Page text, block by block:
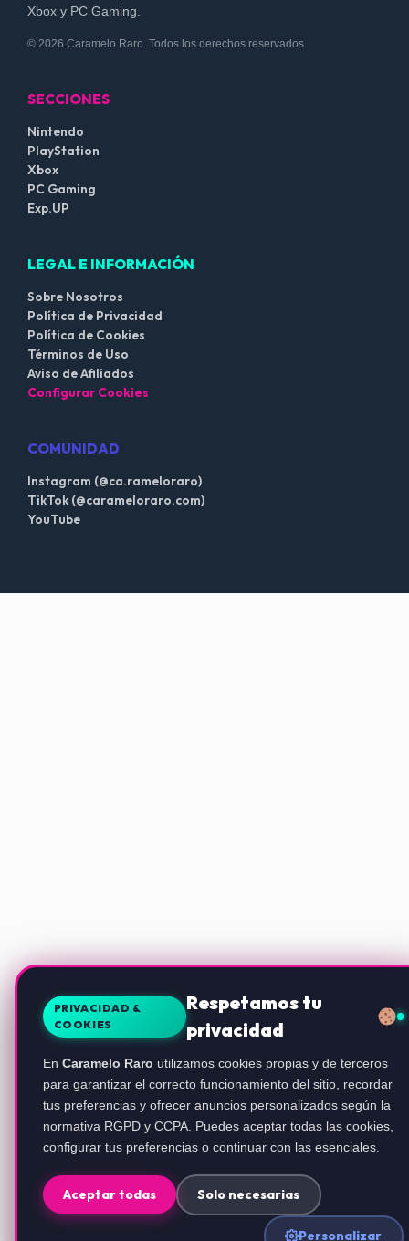
Xbox y PC Gaming.
© 2026 Caramelo Raro. Todos los derechos reservados.
SECCIONES
Nintendo
PlayStation
Xbox
PC Gaming
Exp.UP
LEGAL E INFORMACIÓN
Sobre Nosotros
Política de Privacidad
Política de Cookies
Términos de Uso
Aviso de Afiliados
Configurar Cookies
COMUNIDAD
Instagram (@ca.rameloraro)
TikTok (@carameloraro.com)
YouTube
PRIVACIDAD &
COOKIES
Respetamos tu
privacidad
En Caramelo Raro utilizamos cookies propias y de terceros
para garantizar el correcto funcionamiento del sitio, recordar
tus preferencias y ofrecer anuncios personalizados según la
normativa RGPD y CCPA. Puedes aceptar todas las cookies,
configurar tus preferencias o continuar con las esenciales.
Aceptar todas Solo necesarias
Personalizar